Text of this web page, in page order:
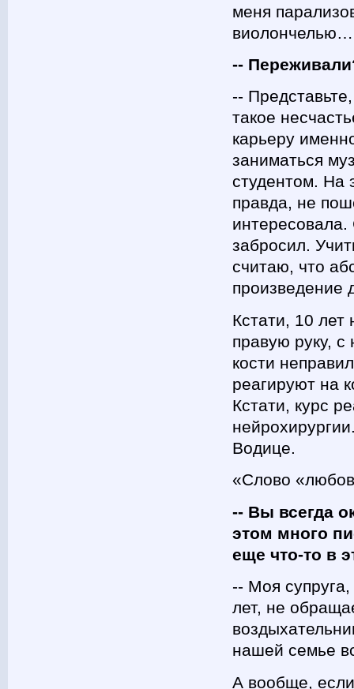
меня
виолончелью…
--
--
такое
карьеру
заниматься
студентом. На
правда, не
забросил.
считаю, что
произведение
Кстати, 10
правую руку,
кости
реагируют на
Кстати, курс
Водице.
«Слово
-- Вы всегда
этом много
еще что-то в
-- Моя
лет, не
нашей семье
А вообще, если